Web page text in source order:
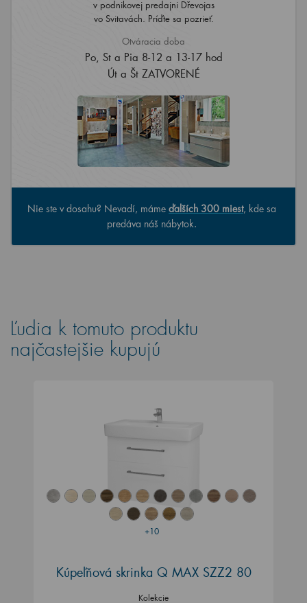
v podnikovej predajni Dřevojas
vo Svitavách. Príďte sa pozrieť.
Otváracia doba
Po, St a Pia 8-12 a 13-17 hod
Út a Št ZATVORENÉ
Nie ste v dosahu? Nevadí, máme ďalších 300 miest, kde sa
predáva náš nábytok.
Ľudia k tomuto produktu
najčastejšie kupujú
+10
Kúpeľňová skrinka Q MAX SZZ2 80
Kolekcie